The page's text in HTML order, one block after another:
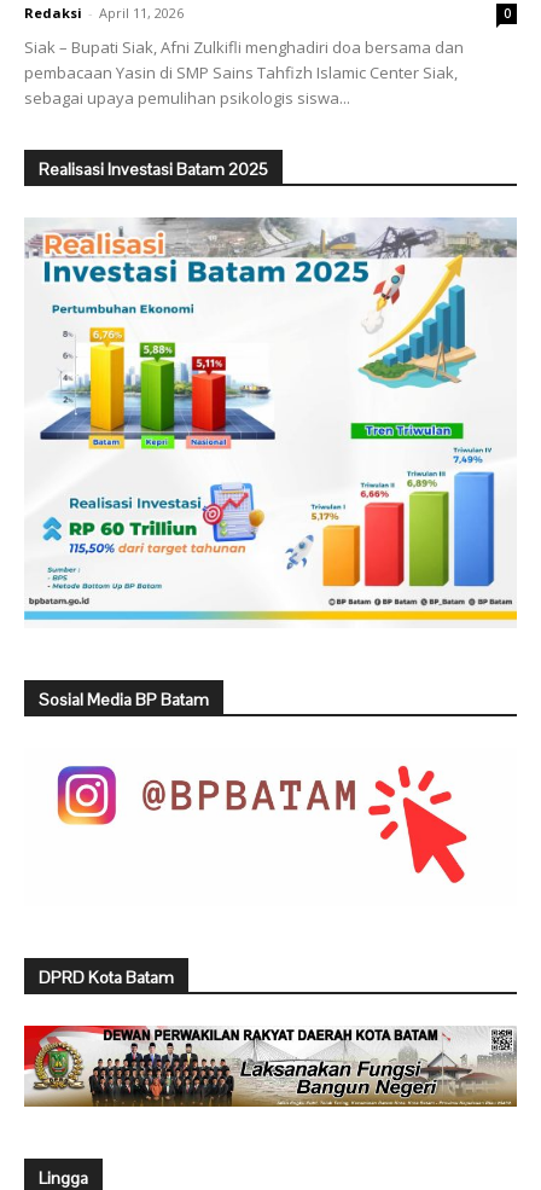
Redaksi - April 11, 2026 0
Siak – Bupati Siak, Afni Zulkifli menghadiri doa bersama dan
pembacaan Yasin di SMP Sains Tahfizh Islamic Center Siak,
sebagai upaya pemulihan psikologis siswa...
Realisasi Investasi Batam 2025
Sosial Media BP Batam
DPRD Kota Batam
Lingga